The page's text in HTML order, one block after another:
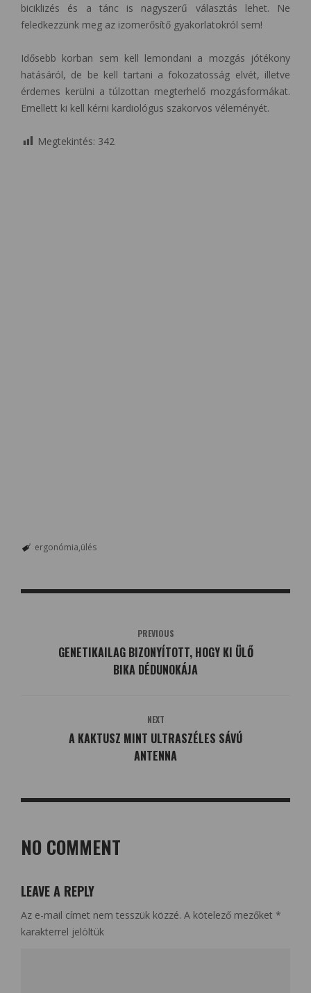
biciklizés és a tánc is nagyszerű választás lehet. Ne
feledkezzünk meg az izomerősítő gyakorlatokról sem!
Idősebb korban sem kell lemondani a mozgás jótékony
hatásáról, de be kell tartani a fokozatosság elvét, illetve
érdemes kerülni a túlzottan megterhelő mozgásformákat.
Emellett ki kell kérni kardiológus szakorvos véleményét.
Megtekintés: 342
ergonómia ülés
PREVIOUS
GENETIKAILAG BIZONYÍTOTT, HOGY KI ÜLŐ
BIKA DÉDUNOKÁJA
NEXT
A KAKTUSZ MINT ULTRASZÉLES SÁVÚ
ANTENNA
NO COMMENT
LEAVE A REPLY
Az e-mail címet nem tesszük közzé. A kötelező mezőket *
karakterrel jelöltük